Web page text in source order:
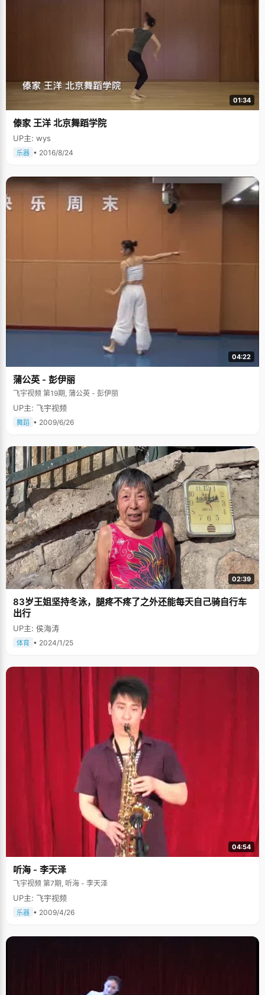
01:34
傣家 王洋 北京舞蹈学院
UP主: wys
乐器 • 2016/8/24
04:22
蒲公英 - 彭伊丽
飞宇视频 第19期, 蒲公英 - 彭伊丽
UP主: 飞宇视频
舞蹈 • 2009/6/26
02:39
83岁王姐坚持冬泳，腿疼不疼了之外还能每天自己骑自行车
出行
UP主: 侯海涛
体育 • 2024/1/25
04:54
听海 - 李天泽
飞宇视频 第7期, 听海 - 李天泽
UP主: 飞宇视频
乐器 • 2009/4/26